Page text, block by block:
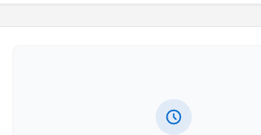
Danışmanı Melike Albayrak